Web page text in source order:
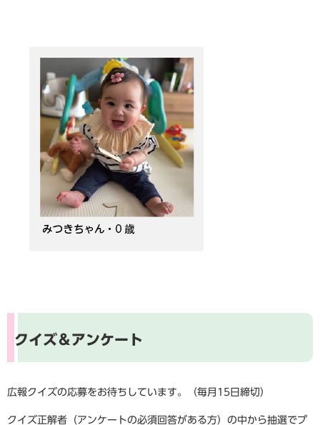
クイズ＆アンケート
広報クイズの応募をお待ちしています。（毎月15日締切）
クイズ正解者（アンケートの必須回答がある方）の中から抽選でプ